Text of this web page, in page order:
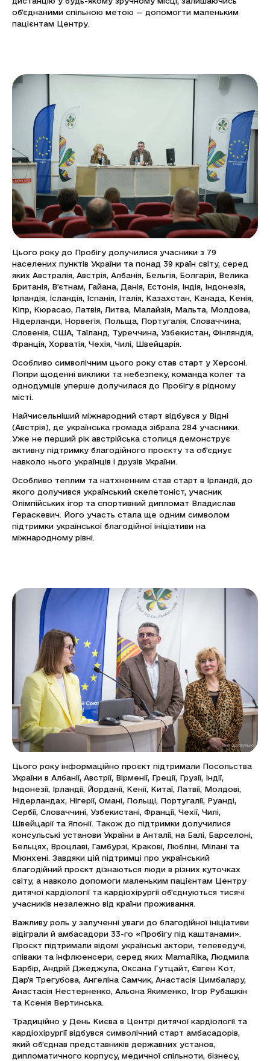
об’єднаними спільною метою — допомогти маленьким
пацієнтам Центру.
Цього року до Пробігу долучилися учасники з 79
населених пунктів України та понад 39 країн світу, серед
яких Австралія, Австрія, Албанія, Бельгія, Болгарія, Велика
Британія, В’єтнам, Гайана, Данія, Естонія, Індія, Індонезія,
Ірландія, Ісландія, Іспанія, Італія, Казахстан, Канада, Кенія,
Кіпр, Кюрасао, Латвія, Литва, Малайзія, Мальта, Молдова,
Нідерланди, Норвегія, Польща, Португалія, Словаччина,
Словенія, США, Таїланд, Туреччина, Узбекистан, Фінляндія,
Франція, Хорватія, Чехія, Чилі, Швейцарія.
Особливо символічним цього року став старт у Херсоні.
Попри щоденні виклики та небезпеку, команда колег та
однодумців уперше долучилася до Пробігу в рідному
місті.
Найчисельніший міжнародний старт відбувся у Відні
(Австрія), де українська громада зібрала 284 учасники.
Уже не перший рік австрійська столиця демонструє
активну підтримку благодійного проєкту та об’єднує
навколо нього українців і друзів України.
Особливо теплим та натхненним став старт в Ірландії, до
якого долучився український скелетоніст, учасник
Олімпійських ігор та спортивний дипломат Владислав
Гераскевич. Його участь стала ще одним символом
підтримки української благодійної ініціативи на
міжнародному рівні.
Цього року інформаційно проєкт підтримали Посольства
України в Албанії, Австрії, Вірменії, Греції, Грузії, Індії,
Індонезії, Ірландії, Йорданії, Кенії, Китаї, Латвії, Молдові,
Нідерландах, Нігерії, Омані, Польщі, Португалії, Руанді,
Сербії, Словаччині, Узбекистані, Франції, Чехії, Чилі,
Швейцарії та Японії. Також до підтримки долучилися
консульські установи України в Анталії, на Балі, Барселоні,
Бельцях, Вроцлаві, Гамбурзі, Кракові, Любліні, Мілані та
Мюнхені. Завдяки цій підтримці про український
благодійний проєкт дізнаються люди в різних куточках
світу, а навколо допомоги маленьким пацієнтам Центру
дитячої кардіології та кардіохірургії об’єднуються тисячі
учасників незалежно від країни проживання.
Важливу роль у залученні уваги до благодійної ініціативи
відіграли й амбасадори 33-го «Пробігу під каштанами».
Проєкт підтримали відомі українські актори, телеведучі,
співаки та інфлюенсери, серед яких MamaRika, Людмила
Барбір, Андрій Джеджула, Оксана Гутцайт, Євген Кот,
Дар’я Трегубова, Ангеліна Самчик, Анастасія Цимбалару,
Анастасія Нестерненко, Альона Якименко, Ігор Рубашкін
та Ксенія Вертинська.
Традиційно у День Києва в Центрі дитячої кардіології та
кардіохірургії відбувся символічний старт амбасадорів,
який об’єднав представників державних установ,
дипломатичного корпусу, медичної спільноти, бізнесу,